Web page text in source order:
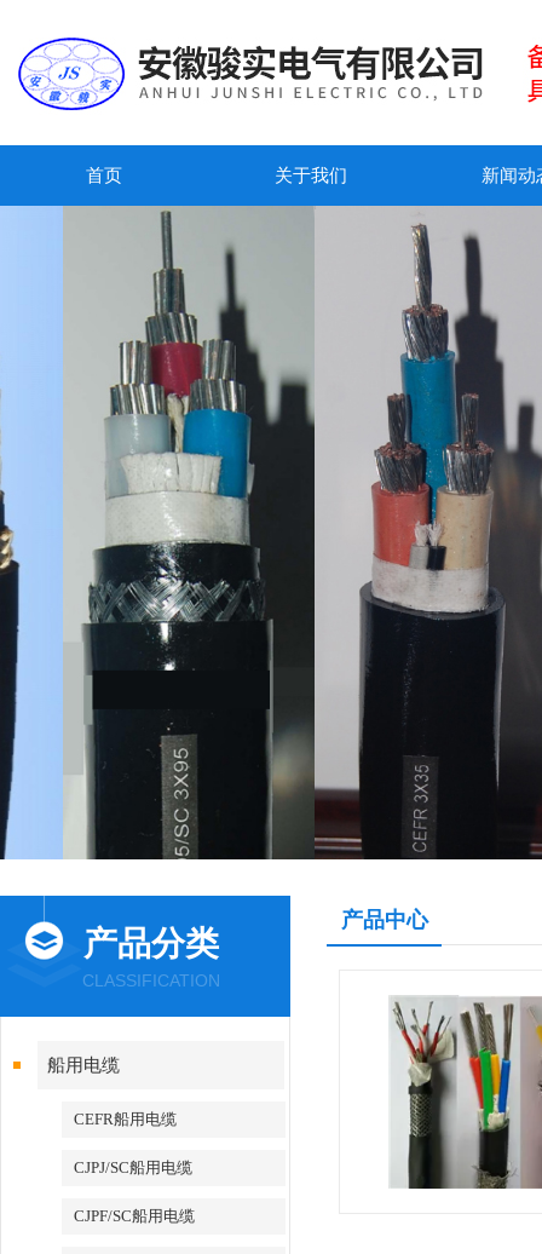
首页 关于我们 新闻动
产品分类
CLASSIFICATION
船用电缆
CEFR船用电缆
CJPJ/SC船用电缆
CJPF/SC船用电缆
产品中心